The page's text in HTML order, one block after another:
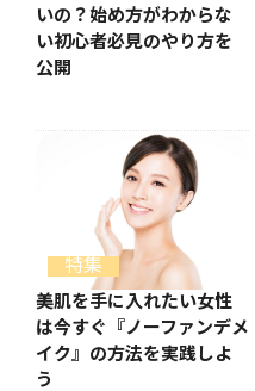
いの？始め方がわからな
い初心者必見のやり方を
公開
特集
美肌を手に入れたい女性
は今すぐ『ノーファンデメ
イク』の方法を実践しよ
う